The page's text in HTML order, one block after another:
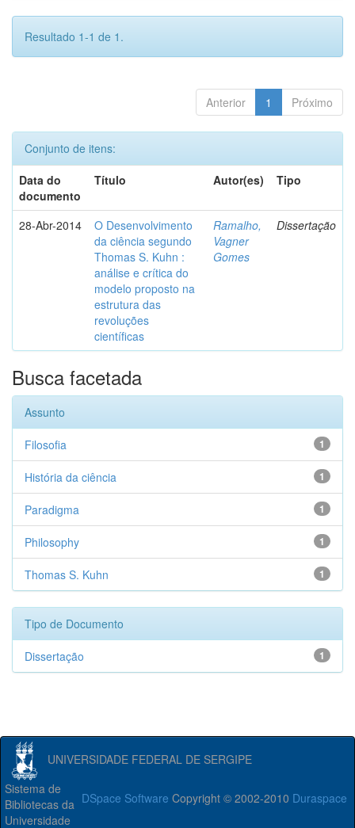
Resultado 1-1 de 1.
Anterior 1 Próximo
Conjunto de itens:
Data do
documento
Título Autor(es) Tipo
28-Abr-2014
O Desenvolvimento
da ciência segundo
Thomas S. Kuhn :
análise e crítica do
modelo proposto na
estrutura das
revoluções
científicas
Ramalho,
Vagner
Gomes
Dissertação
Busca facetada
Assunto
1
Filosofia
1
História da ciência
1
Paradigma
1
Philosophy
1
Thomas S. Kuhn
Tipo de Documento
1
Dissertação
UNIVERSIDADE FEDERAL DE SERGIPE
DSpace Software Copyright © 2002-2010 Duraspace
Sistema de
Bibliotecas da
Universidade